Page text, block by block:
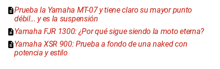
Prueba la Yamaha MT-07 y tiene claro su mayor punto
débil... y es la suspensión
Yamaha FJR 1300: ¿Por qué sigue siendo la moto eterna?
Yamaha XSR 900: Prueba a fondo de una naked con
potencia y estilo